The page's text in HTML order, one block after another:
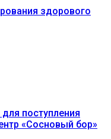
здорового
поступления
«Сосновый бор»